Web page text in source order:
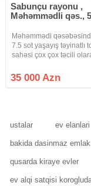
Sabunçu rayonu ,
Məhəmmədli qəs.,
Məhəmmədi
7.5 sot yaşayış təyinatlı
sahəsi çox çox təcili
qaz internet xətləri
olunur real klentlər(
35 000 Azn
ustalar ev elanlari
bakida dasinmaz emlak
qusarda kiraye evler
ev alqi satqisi